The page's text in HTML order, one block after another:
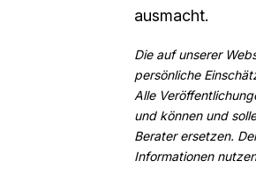
ausmacht.
Die auf unserer
persönliche
Alle
und können und
Berater ersetzen.
Informationen